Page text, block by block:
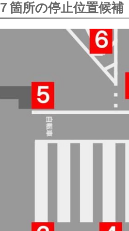
７箇所の停止位置候補